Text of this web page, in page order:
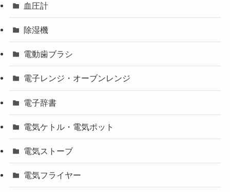
血圧計
除湿機
電動歯ブラシ
電子レンジ・オーブンレンジ
電子辞書
電気ケトル・電気ポット
電気ストーブ
電気フライヤー